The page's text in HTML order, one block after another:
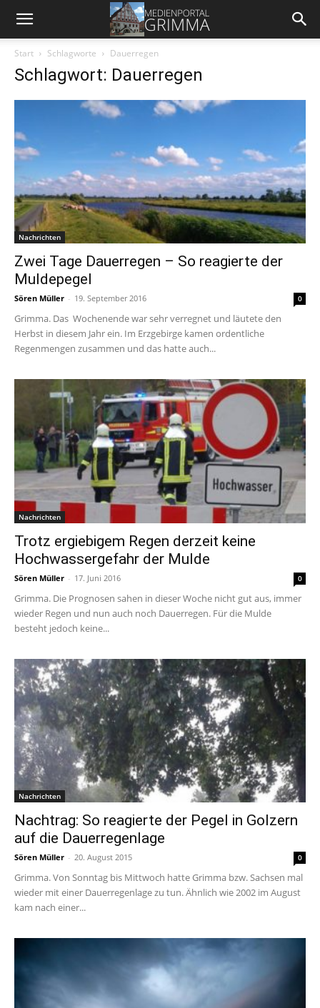
Start Schlagworte Dauerregen
Schlagwort: Dauerregen
Nachrichten
Zwei Tage Dauerregen – So reagierte der
Muldepegel
Sören Müller - 19. September 2016 0
Grimma. Das Wochenende war sehr verregnet und läutete den
Herbst in diesem Jahr ein. Im Erzgebirge kamen ordentliche
Regenmengen zusammen und das hatte auch...
Nachrichten
Trotz ergiebigem Regen derzeit keine
Hochwassergefahr der Mulde
Sören Müller - 17. Juni 2016 0
Grimma. Die Prognosen sahen in dieser Woche nicht gut aus, immer
wieder Regen und nun auch noch Dauerregen. Für die Mulde
besteht jedoch keine...
Nachrichten
Nachtrag: So reagierte der Pegel in Golzern
auf die Dauerregenlage
Sören Müller - 20. August 2015 0
Grimma. Von Sonntag bis Mittwoch hatte Grimma bzw. Sachsen mal
wieder mit einer Dauerregenlage zu tun. Ähnlich wie 2002 im August
kam nach einer...